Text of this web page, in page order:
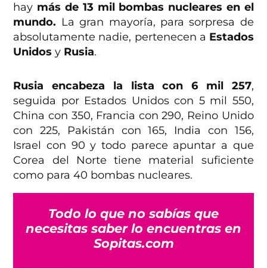
hay más de 13 mil bombas nucleares en el
mundo. La gran mayoría, para sorpresa de
absolutamente nadie, pertenecen a Estados
Unidos y Rusia.
Rusia encabeza la lista con 6 mil 257,
seguida por Estados Unidos con 5 mil 550,
China con 350, Francia con 290, Reino Unido
con 225, Pakistán con 165, India con 156,
Israel con 90 y todo parece apuntar a que
Corea del Norte tiene material suficiente
como para 40 bombas nucleares.
Todo lo que no sabías que
necesitas saber lo encuentras en
Sopitas.com